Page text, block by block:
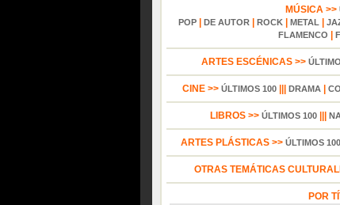
MÚSICA >>
POP| DE AUTOR| ROCK| METAL|
FLAMENCO
ARTES ESCÉNICAS >>
CINE >> ÚLTIMOS 100 DRAMA
LIBROS >> ÚLTIMOS 100
ARTES PLÁSTICAS >> ÚLTIMOS 100
OTRAS TEMÁTICAS
POR